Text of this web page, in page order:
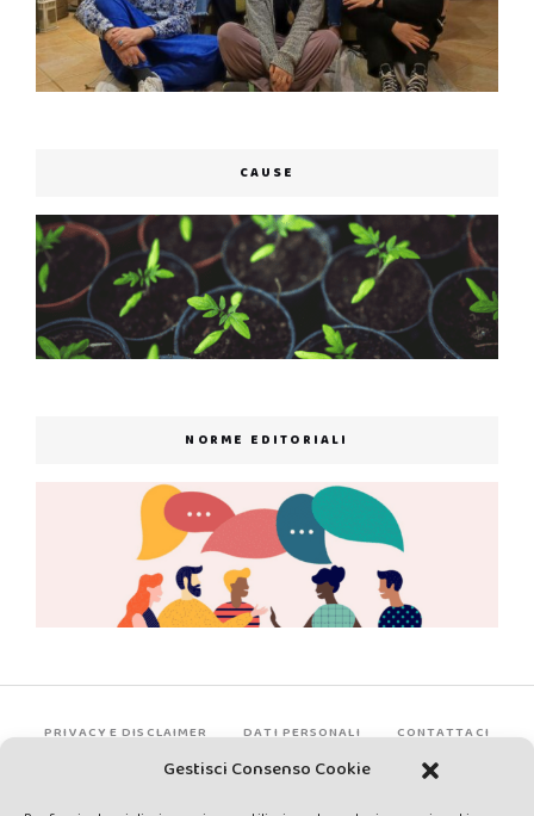
Gestisci Consenso Cookie
CAUSE
NORME EDITORIALI
PRIVACY E DISCLAIMER DATI PERSONALI CONTATTACI